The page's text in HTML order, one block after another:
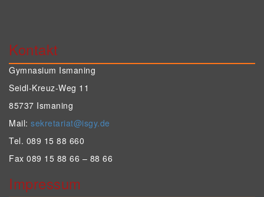
Kontakt
Gymnasium Ismaning
Seidl-Kreuz-Weg 11
85737 Ismaning
Mail: sekretariat@isgy.de
Tel. 089 15 88 660
Fax 089 15 88 66 – 88 66
Impressum